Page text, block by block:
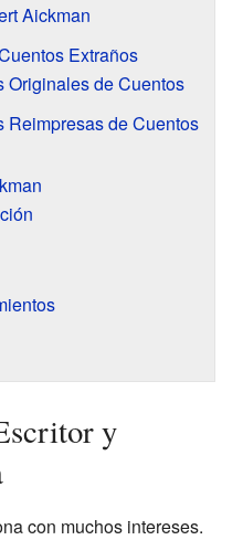
Aickman
Extraños
Originales de Cuentos
Reimpresas de Cuentos
y
con muchos intereses.